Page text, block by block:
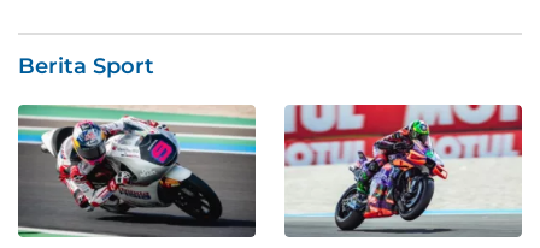
Berita Sport